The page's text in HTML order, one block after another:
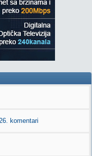
komentari